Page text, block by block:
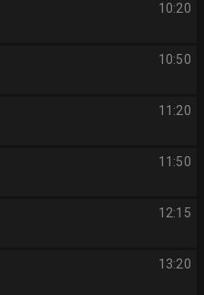
10:20
10:50
11:20
11:50
12:15
13:20